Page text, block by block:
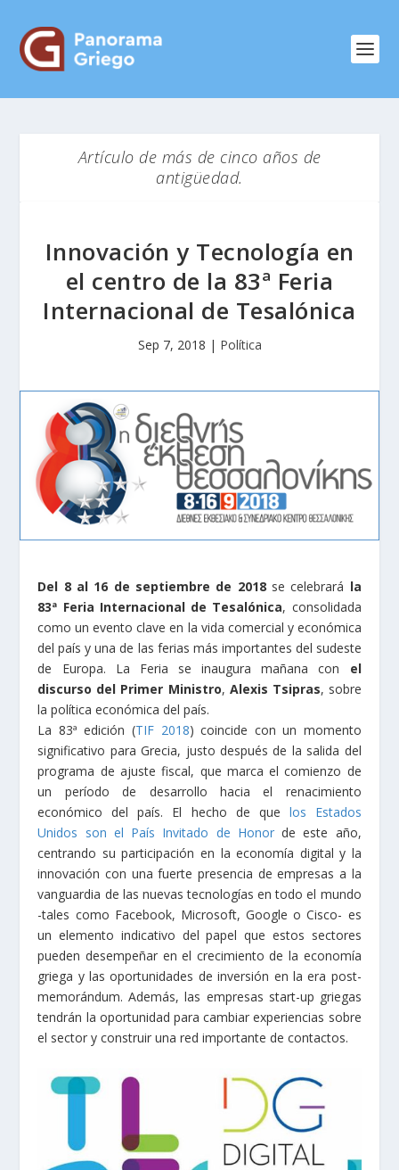
Artículo de más de cinco años de
antigüedad.
Innovación y Tecnología en
el centro de la 83ª Feria
Internacional de Tesalónica
Sep 7, 2018 | Política
Del 8 al 16 de septiembre de 2018se celebrará la
83ª Feria Internacional de Tesalónica, consolidada
como un evento clave en la vida comercial y económica
del país y una de las ferias más importantes del sudeste
de Europa. La Feria se inaugura mañana con el
discurso del Primer Ministro, Alexis Tsipras, sobre
la política económica del país.
La 83ª edición (TIF 2018) coincide con un momento
significativo para Grecia, justo después de la salida del
programa de ajuste fiscal, que marca el comienzo de
un período de desarrollo hacia el renacimiento
económico del país. El hecho de que los Estados
Unidos son el País Invitado de Honorde este año,
centrando su participación en la economía digital y la
innovación con una fuerte presencia de empresas a la
vanguardia de las nuevas tecnologías en todo el mundo
-tales como Facebook, Microsoft, Google o Cisco- es
un elemento indicativo del papel que estos sectores
pueden desempeñar en el crecimiento de la economía
griega y las oportunidades de inversión en la era post-
memorándum.Además, las empresas start-up griegas
tendrán la oportunidad para cambiar experiencias sobre
el sector y construir una red importante de contactos.